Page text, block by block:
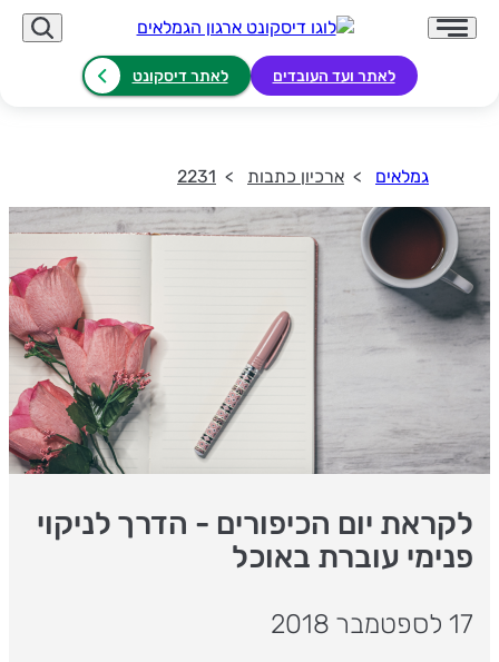
לאתר ועד העובדים לאתר דיסקונט
גמלאים ארכיון כתבות 2231
לקראת יום הכיפורים - הדרך לניקוי
פנימי עוברת באוכל
17 לספטמבר 2018